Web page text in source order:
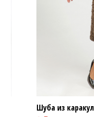
Шуба из